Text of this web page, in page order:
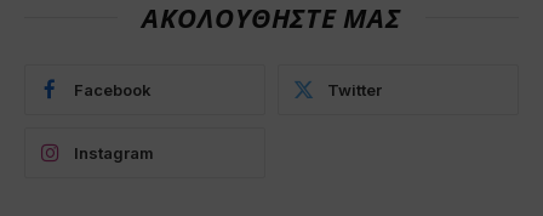
ΑΚΟΛΟΥΘΗΣΤΕ ΜΑΣ
Facebook Twitter
Instagram